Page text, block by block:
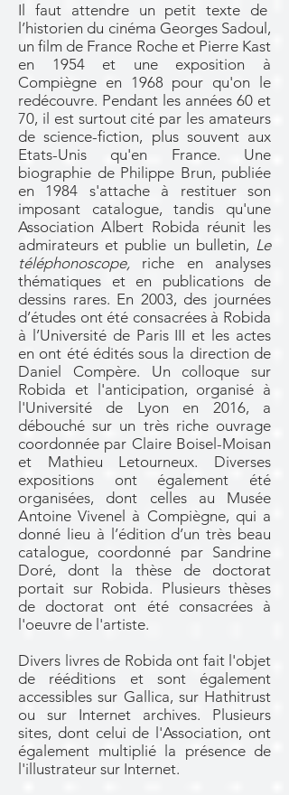
Il faut attendre un petit texte de
l’historien du cinéma Georges Sadoul,
un film de France Roche et Pierre Kast
en 1954 et une exposition à
Compiègne en 1968 pour qu'on le
redécouvre. Pendant les années 60 et
70, il est surtout cité par les amateurs
de science-fiction, plus souvent aux
Etats-Unis qu'en France. Une
biographie de Philippe Brun, publiée
en 1984 s'attache à restituer son
imposant catalogue, tandis qu'une
Association Albert Robida réunit les
admirateurs et publie un bulletin, Le
téléphonoscope, riche en analyses
thématiques et en publications de
dessins rares. En 2003, des journées
d’études ont été consacrées à Robida
à l’Université de Paris III et les actes
en ont été édités sous la direction de
Daniel Compère. Un colloque sur
Robida et l'anticipation, organisé à
l'Université de Lyon en 2016, a
débouché sur un très riche ouvrage
coordonnée par Claire Boisel-Moisan
et Mathieu Letourneux. Diverses
expositions ont également été
organisées, dont celles au Musée
Antoine Vivenel à Compiègne, qui a
donné lieu à l’édition d’un très beau
catalogue, coordonné par Sandrine
Doré, dont la thèse de doctorat
portait sur Robida. Plusieurs thèses
de doctorat ont été consacrées à
l'oeuvre de l'artiste.
Divers livres de Robida ont fait l'objet
de rééditions et sont également
accessibles sur Gallica, sur Hathitrust
ou sur Internet archives. Plusieurs
sites, dont celui de l'Association, ont
également multiplié la présence de
l'illustrateur sur Internet.